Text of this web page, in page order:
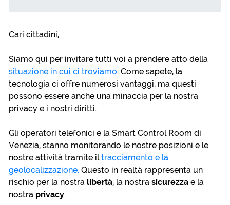
Cari cittadini,
Siamo qui per invitare tutti voi a prendere atto della
situazione in cui ci troviamo. Come sapete, la
tecnologia ci offre numerosi vantaggi, ma questi
possono essere anche una minaccia per la nostra
privacy e i nostri diritti.
Gli operatori telefonici e la Smart Control Room di
Venezia, stanno monitorando le nostre posizioni e le
nostre attività tramite iltracciamento e la
geolocalizzazione. Questo in realtà rappresenta un
rischio per la nostra libertà, la nostra sicurezza e la
nostra privacy.